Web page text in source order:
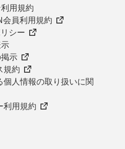
用規約
会員利用規約
シー
示
規約
人情報の取り扱いに関
利用規約